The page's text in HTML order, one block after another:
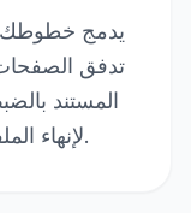
تدفق
المستند
لإنهاء الملفات قبل الإرسال أو الأرشفة.